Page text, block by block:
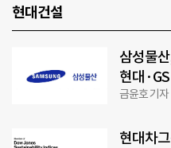
현대건설
삼성물
현대
금윤호 기자
현대차